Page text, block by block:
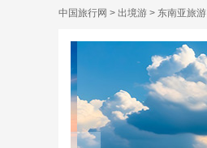
中国旅行网 > 出境游 > 东南亚旅游